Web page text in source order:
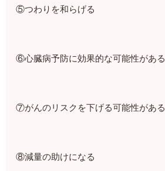
⑤つわりを和らげる
⑥心臓病予防に効果的な可能性がある
⑦がんのリスクを下げる可能性がある
⑧減量の助けになる